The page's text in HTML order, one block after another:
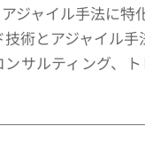
ジャイル手法に
術とアジャイル
サルティング、